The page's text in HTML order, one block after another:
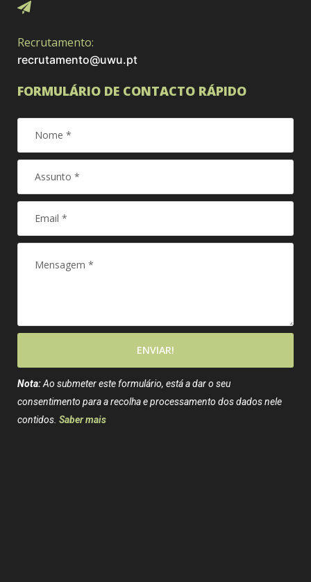
Recrutamento:
recrutamento@uwu.pt
FORMULÁRIO DE CONTACTO RÁPIDO
ENVIAR!
Nota:Ao submeter este formulário, está a dar o seu
consentimento para a recolha e processamento dos dados nele
contidos. Saber mais